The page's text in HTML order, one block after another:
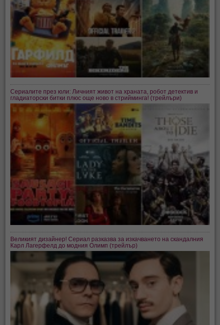
Сериалите през юли: Личният живот на храната, робот детектив и
гладиаторски битки плюс още ново в стрийминга! (трейлъри)
Великият дизайнер! Сериал разказва за изкачването на скандалния
Карл Лагерфелд до модния Олимп (трейлър)